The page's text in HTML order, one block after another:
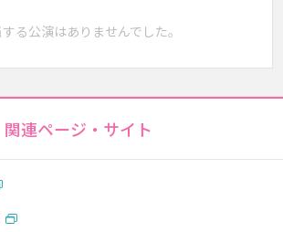
る公演はありませんでした。
関連ページ・サイト